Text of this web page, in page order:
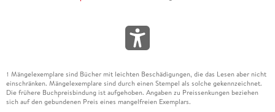
1 Mängelexemplare sind Bücher mit leichten Beschädigungen, die das Lesen aber nicht
einschränken. Mängelexemplare sind durch einen Stempel als solche gekennzeichnet.
Die frühere Buchpreisbindung ist aufgehoben. Angaben zu Preissenkungen beziehen
sich auf den gebundenen Preis eines mangelfreien Exemplars.